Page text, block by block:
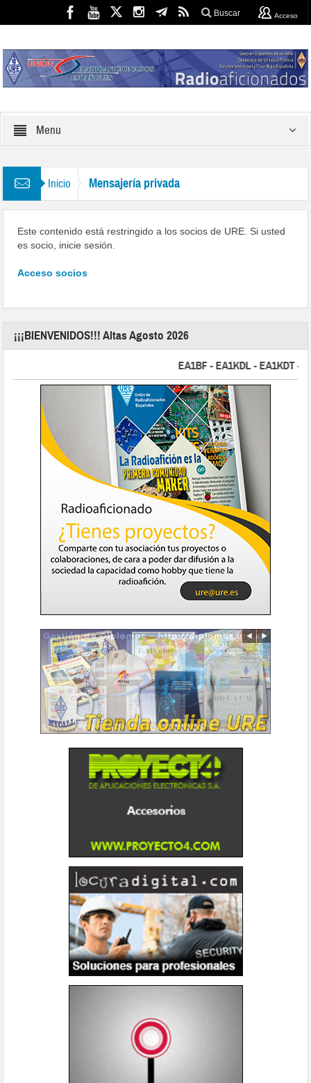
Buscar Acceso
Menu
Inicio Mensajería privada
Este contenido está restringido a los socios de URE. Si usted
es socio, inicie sesión.
Acceso socios
¡¡¡BIENVENIDOS!!! Altas Agosto 2026
EA1BF - EA1KDL - EA1KDT -